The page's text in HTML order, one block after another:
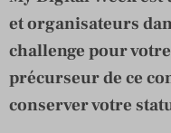
et organisateurs
challenge pour
précurseur de ce
conserver votre